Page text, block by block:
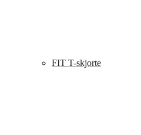
FIT T-skjorte